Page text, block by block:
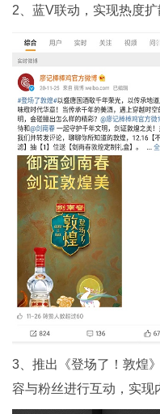
2、蓝V联动，实现热度扩
3、推出《登场了！敦煌
容与粉丝进行互动，实现